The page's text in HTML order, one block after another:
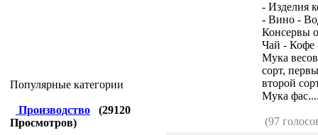
Популярные категории
Производство (29120
Просмотров)
- Изделия
- Вино -
Консервы
Чай - Кофе
Мука
сорт,
второй
Мука
(97